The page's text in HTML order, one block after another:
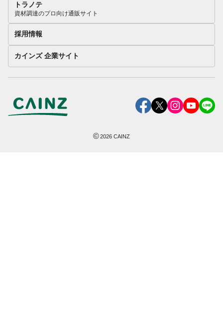
トラノテ
資材調達のプロ向け通販サイト
採用情報
カインズ 企業サイト
©2026 CAINZ